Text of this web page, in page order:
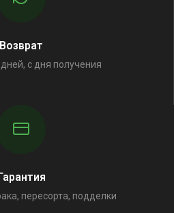
Возврат
с дня получения
Гарантия
пересорта, подделки